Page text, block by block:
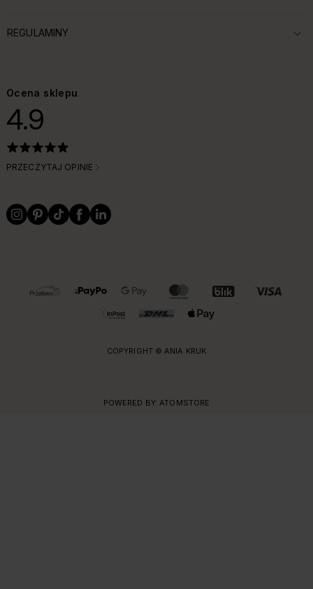
ROZWIŃ SEKCJĘ:
REGULAMINY
Ocena sklepu
4.9
PRZECZYTAJ OPINIE
OBSŁUGIWANE FORMY PŁATNOŚCI I DOSTAWY
COPYRIGHT © ANIA KRUK
POWERED BY: ATOMSTORE